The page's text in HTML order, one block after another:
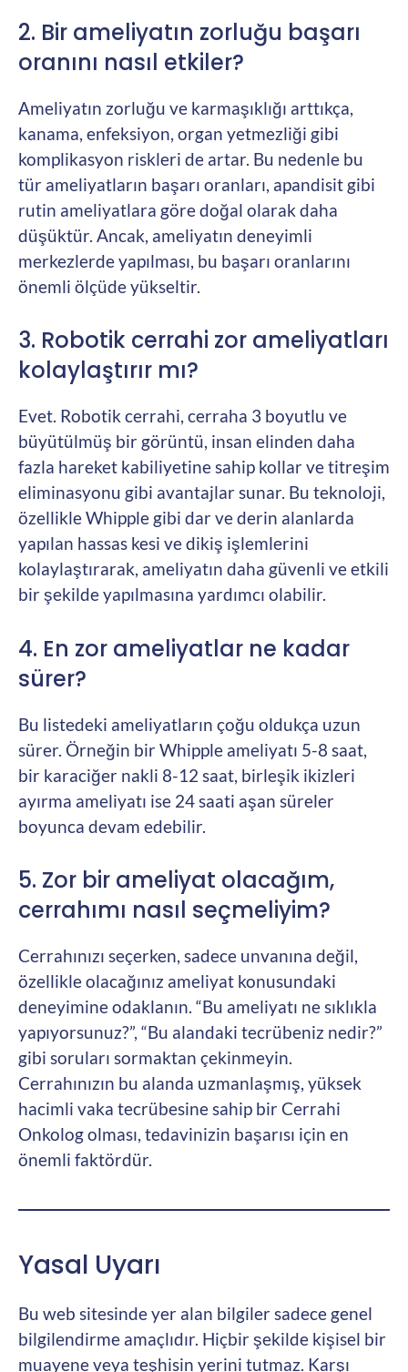
2. Bir ameliyatın zorluğu başarı
oranını nasıl etkiler?
Ameliyatın zorluğu ve karmaşıklığı arttıkça,
kanama, enfeksiyon, organ yetmezliği gibi
komplikasyon riskleri de artar. Bu nedenle bu
tür ameliyatların başarı oranları, apandisit gibi
rutin ameliyatlara göre doğal olarak daha
düşüktür. Ancak, ameliyatın deneyimli
merkezlerde yapılması, bu başarı oranlarını
önemli ölçüde yükseltir.
3. Robotik cerrahi zor ameliyatları
kolaylaştırır mı?
Evet. Robotik cerrahi, cerraha 3 boyutlu ve
büyütülmüş bir görüntü, insan elinden daha
fazla hareket kabiliyetine sahip kollar ve titreşim
eliminasyonu gibi avantajlar sunar. Bu teknoloji,
özellikle Whipple gibi dar ve derin alanlarda
yapılan hassas kesi ve dikiş işlemlerini
kolaylaştırarak, ameliyatın daha güvenli ve etkili
bir şekilde yapılmasına yardımcı olabilir.
4. En zor ameliyatlar ne kadar
sürer?
Bu listedeki ameliyatların çoğu oldukça uzun
sürer. Örneğin bir Whipple ameliyatı 5-8 saat,
bir karaciğer nakli 8-12 saat, birleşik ikizleri
ayırma ameliyatı ise 24 saati aşan süreler
boyunca devam edebilir.
5. Zor bir ameliyat olacağım,
cerrahımı nasıl seçmeliyim?
Cerrahınızı seçerken, sadece unvanına değil,
özellikle olacağınız ameliyat konusundaki
deneyimine odaklanın. “Bu ameliyatı ne sıklıkla
yapıyorsunuz?”, “Bu alandaki tecrübeniz nedir?”
gibi soruları sormaktan çekinmeyin.
Cerrahınızın bu alanda uzmanlaşmış, yüksek
hacimli vaka tecrübesine sahip bir Cerrahi
Onkolog olması, tedavinizin başarısı için en
önemli faktördür.
Yasal Uyarı
Bu web sitesinde yer alan bilgiler sadece genel
bilgilendirme amaçlıdır. Hiçbir şekilde kişisel bir
muayene veya teşhisin yerini tutmaz. Karşı